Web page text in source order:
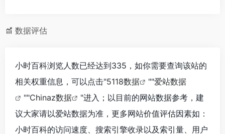
数据评估
小时百科浏览人数已经达到335，如你需要查询该站的
相关权重信息，可以点击"5118数据 ""爱站数据
""Chinaz数据
"进入；以目前的网站数据参考，建
议大家请以爱站数据为准，更多网站价值评估因素如：
小时百科的访问速度、搜索引擎收录以及索引量、用户